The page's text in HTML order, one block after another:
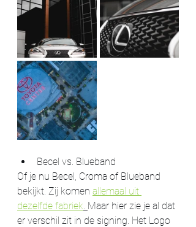
Becel vs. Blueband
Of je nu Becel, Croma of Blueband
bekijkt. Zij komen allemaal uit
dezelfde fabriek. Maar hier zie je al dat
er verschil zit in de signing. Het Logo